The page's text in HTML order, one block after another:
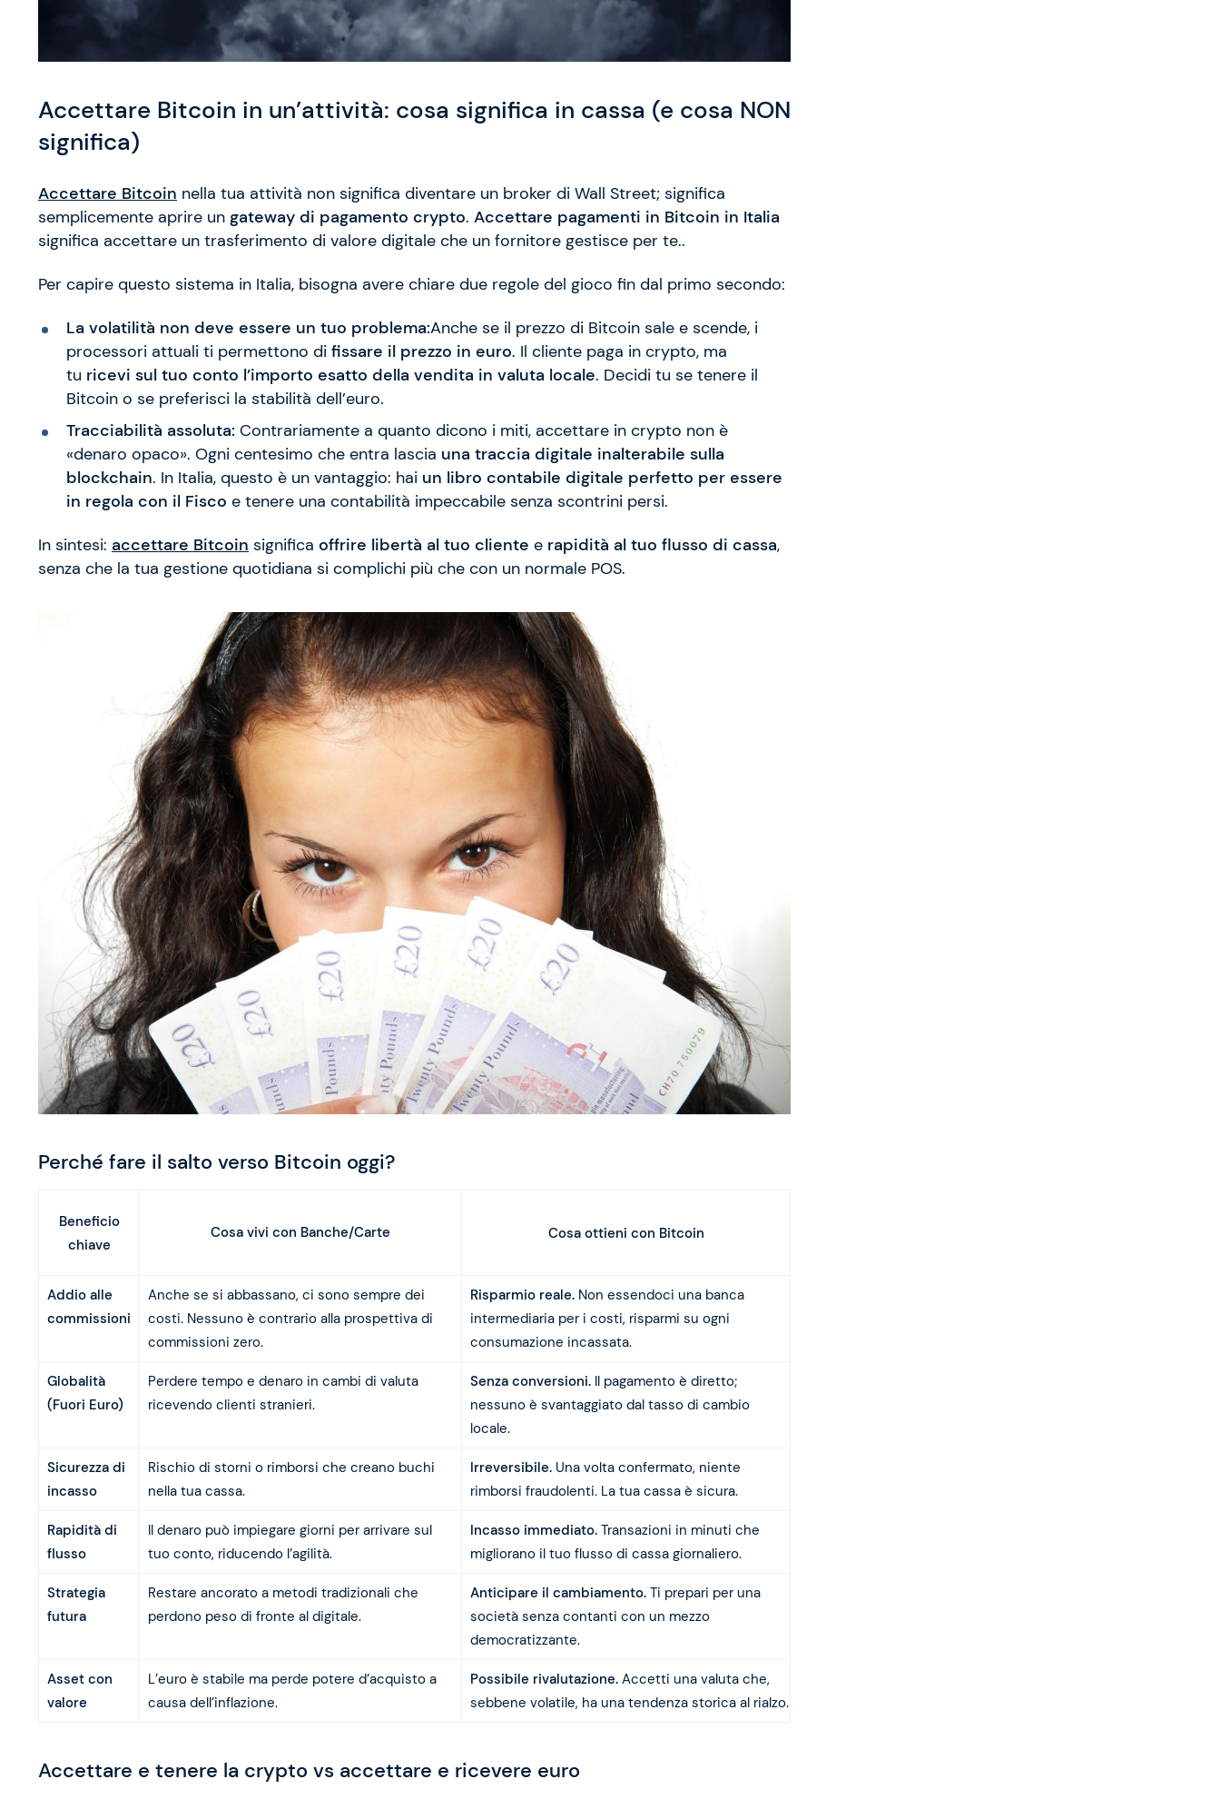
Accettare Bitcoin in un’attività: cosa significa in cassa (e cosa NON
significa)
Accettare Bitcoin nella tua attività non significa diventare un broker di Wall Street; significa
semplicemente aprire un gateway di pagamento crypto. Accettare pagamenti in Bitcoin in Italia
significa accettare un trasferimento di valore digitale che un fornitore gestisce per te..
Per capire questo sistema in Italia, bisogna avere chiare due regole del gioco fin dal primo secondo:
La volatilità non deve essere un tuo problema:Anche se il prezzo di Bitcoin sale e scende, i
processori attuali ti permettono di fissare il prezzo in euro. Il cliente paga in crypto, ma
tu ricevi sul tuo conto l’importo esatto della vendita in valuta locale. Decidi tu se tenere il
Bitcoin o se preferisci la stabilità dell’euro.
Tracciabilità assoluta: Contrariamente a quanto dicono i miti, accettare in crypto non è
«denaro opaco». Ogni centesimo che entra lascia una traccia digitale inalterabile sulla
blockchain. In Italia, questo è un vantaggio: hai un libro contabile digitale perfetto per essere
in regola con il Fisco e tenere una contabilità impeccabile senza scontrini persi.
In sintesi: accettare Bitcoin significa offrire libertà al tuo cliente e rapidità al tuo flusso di cassa,
senza che la tua gestione quotidiana si complichi più che con un normale POS.
Perché fare il salto verso Bitcoin oggi?
Beneficio
chiave
Cosa vivi con Banche/Carte Cosa ottieni con Bitcoin
Addio alle
commissioni
Anche se si abbassano, ci sono sempre dei
costi. Nessuno è contrario alla prospettiva di
commissioni zero.
Risparmio reale.Non essendoci una banca
intermediaria per i costi, risparmi su ogni
consumazione incassata.
Globalità
(Fuori Euro)
Perdere tempo e denaro in cambi di valuta
ricevendo clienti stranieri.
Senza conversioni.Il pagamento è diretto;
nessuno è svantaggiato dal tasso di cambio
locale.
Sicurezza di
incasso
Rischio di storni o rimborsi che creano buchi
nella tua cassa.
Irreversibile.Una volta confermato, niente
rimborsi fraudolenti. La tua cassa è sicura.
Rapidità di
flusso
Il denaro può impiegare giorni per arrivare sul
tuo conto, riducendo l’agilità.
Incasso immediato.Transazioni in minuti che
migliorano il tuo flusso di cassa giornaliero.
Strategia
futura
Restare ancorato a metodi tradizionali che
perdono peso di fronte al digitale.
Anticipare il cambiamento.Ti prepari per una
società senza contanti con un mezzo
democratizzante.
Asset con
valore
L’euro è stabile ma perde potere d’acquisto a
causa dell’inflazione.
Possibile rivalutazione.Accetti una valuta che,
sebbene volatile, ha una tendenza storica al rialzo.
Accettare e tenere la crypto vs accettare e ricevere euro